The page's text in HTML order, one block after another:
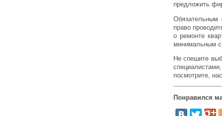
предложить
Обязательным
право
о ремонте
минимальным
Не спешите
посмотрите,
Понравился